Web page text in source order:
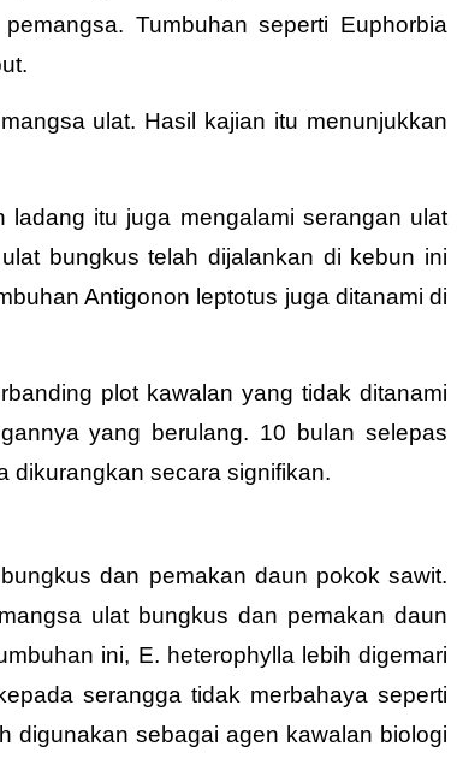
Tumbuhan seperti Euphorbia
ulat. Hasil kajian itu menunjukkan
itu juga mengalami serangan ulat
bungkus telah dijalankan di kebun ini
Antigonon leptotus juga ditanami di
plot kawalan yang tidak ditanami
yang berulang. 10 bulan selepas
dikurangkan secara signifikan.
dan pemakan daun pokok sawit.
ulat bungkus dan pemakan daun
ini, E. heterophylla lebih digemari
serangga tidak merbahaya seperti
digunakan sebagai agen kawalan biologi